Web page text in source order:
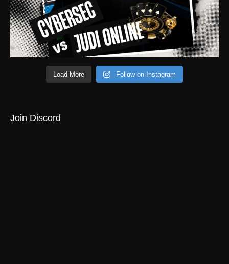
Load More Follow on Instagram
Join Discord